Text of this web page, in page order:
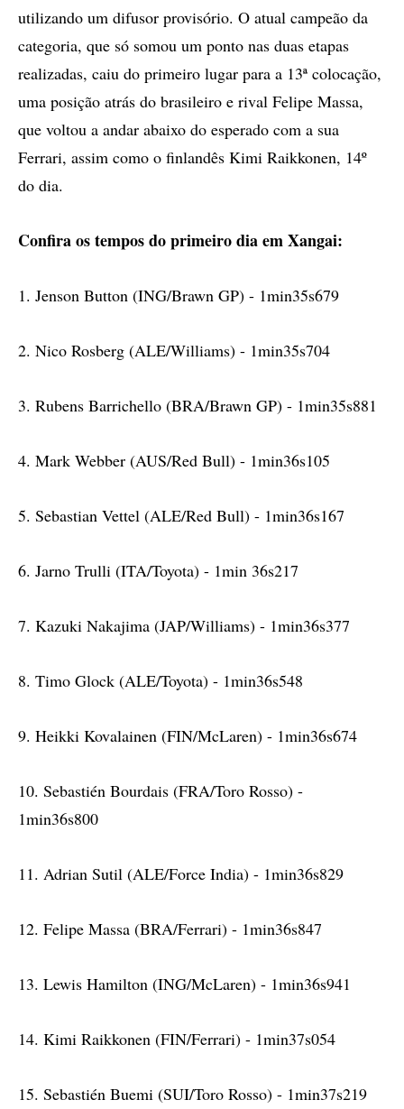
utilizando um difusor provisório. O atual campeão da
categoria, que só somou um ponto nas duas etapas
realizadas, caiu do primeiro lugar para a 13ª colocação,
uma posição atrás do brasileiro e rival Felipe Massa,
que voltou a andar abaixo do esperado com a sua
Ferrari, assim como o finlandês Kimi Raikkonen, 14º
do dia.
Confira os tempos do primeiro dia em Xangai:
1. Jenson Button (ING/Brawn GP) - 1min35s679
2. Nico Rosberg (ALE/Williams) - 1min35s704
3. Rubens Barrichello (BRA/Brawn GP) - 1min35s881
4. Mark Webber (AUS/Red Bull) - 1min36s105
5. Sebastian Vettel (ALE/Red Bull) - 1min36s167
6. Jarno Trulli (ITA/Toyota) - 1min 36s217
7. Kazuki Nakajima (JAP/Williams) - 1min36s377
8. Timo Glock (ALE/Toyota) - 1min36s548
9. Heikki Kovalainen (FIN/McLaren) - 1min36s674
10. Sebastién Bourdais (FRA/Toro Rosso) -
1min36s800
11. Adrian Sutil (ALE/Force India) - 1min36s829
12. Felipe Massa (BRA/Ferrari) - 1min36s847
13. Lewis Hamilton (ING/McLaren) - 1min36s941
14. Kimi Raikkonen (FIN/Ferrari) - 1min37s054
15. Sebastién Buemi (SUI/Toro Rosso) - 1min37s219